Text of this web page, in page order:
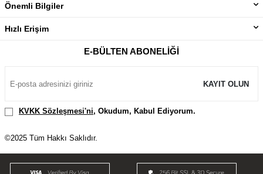
Önemli Bilgiler
Hızlı Erişim
E-BÜLTEN ABONELIĞI
KAYIT OLUN
KVKK Sözleşmesi'ni, Okudum, Kabul Ediyorum.
©2025 Tüm Hakkı Saklıdır.